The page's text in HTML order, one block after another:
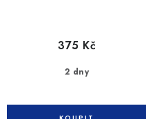
2 dny
375 Kč